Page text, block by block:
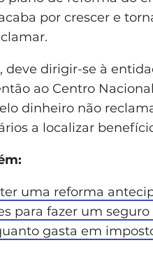
por crescer e
deve dirigir-se à
ao Centro
dinheiro não
a localizar
uma reforma
para fazer um seguro
gasta em